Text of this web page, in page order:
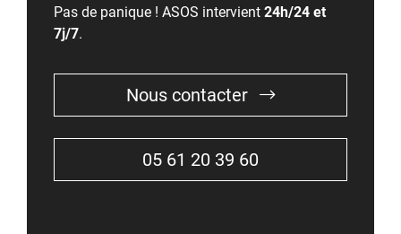
Pas de panique ! ASOS intervient 24h/24 et
7j/7.
Nous contacter
05 61 20 39 60